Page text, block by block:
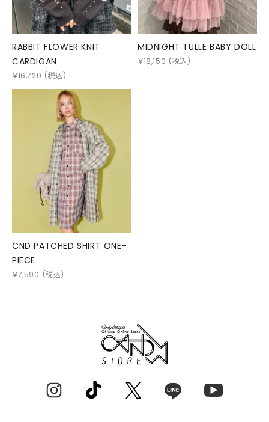
RABBIT FLOWER KNIT
CARDIGAN
￥16,720 (税込)
MIDNIGHT TULLE BABY DOLL
￥18,150 (税込)
CND PATCHED SHIRT ONE-
PIECE
￥7,590 (税込)